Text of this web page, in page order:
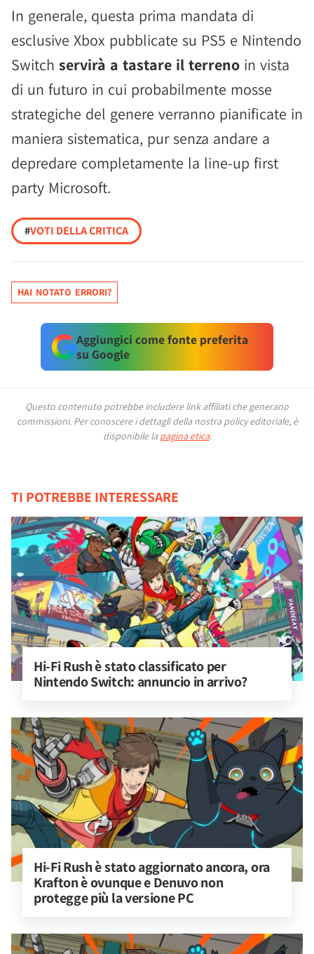
In generale, questa prima mandata di
esclusive Xbox pubblicate su PS5 e Nintendo
Switch servirà a tastare il terreno in vista
di un futuro in cui probabilmente mosse
strategiche del genere verranno pianificate in
maniera sistematica, pur senza andare a
depredare completamente la line-up first
party Microsoft.
#VOTI DELLA CRITICA
HAI NOTATO ERRORI?
Aggiungici come fonte preferita
su Google
Questo contenuto potrebbe includere link affiliati che generano
commissioni. Per conoscere i dettagli della nostra policy editoriale, è
disponibile la pagina etica.
TI POTREBBE INTERESSARE
Hi-Fi Rush è stato classificato per
Nintendo Switch: annuncio in arrivo?
Hi-Fi Rush è stato aggiornato ancora, ora
Krafton è ovunque e Denuvo non
protegge più la versione PC